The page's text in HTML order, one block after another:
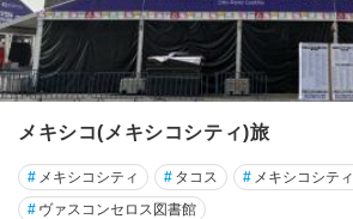
メキシコ(メキシコシティ)旅
# メキシコシティ # タコス # メキシコシテ
# ヴァスコンセロス図書館